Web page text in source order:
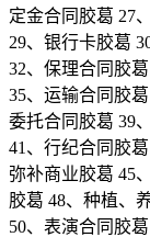
定金合同胶葛 27
29、银行卡胶葛
32、保理合同胶
35、运输合同胶
委托合同胶葛 39
41、行纪合同胶
弥补商业胶葛 45
胶葛 48、种植、
50、表演合同胶